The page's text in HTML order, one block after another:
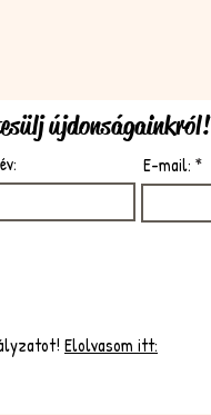
újdonságainkról!
E-mail:
Elolvasom itt: